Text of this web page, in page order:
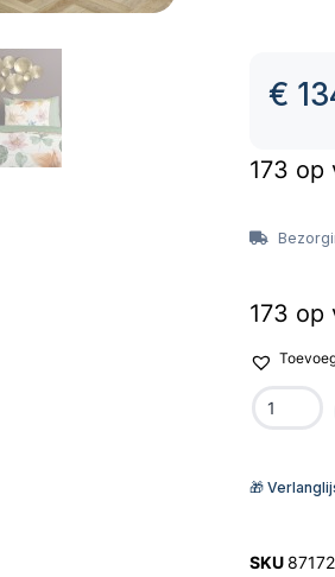
€
173 op
173 op
🎁
SKU